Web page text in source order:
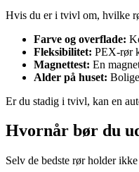
Hvis du er i tvivl om, hvilke
Farve og overflade:
Fleksibilitet: PEX-rør
Magnettest: En
Alder på huset:
Er du stadig i tvivl, kan en
Hvornår bør du
Selv de bedste rør holder